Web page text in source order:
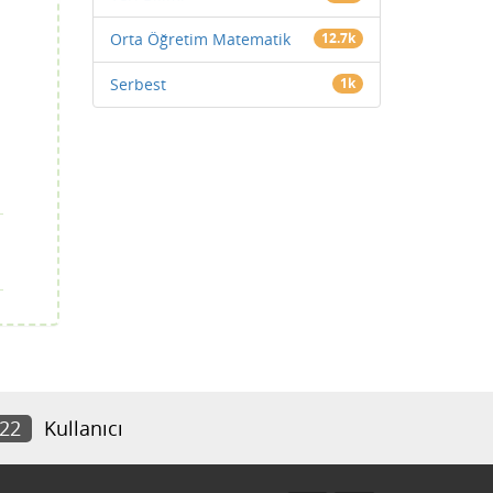
Orta Öğretim Matematik 12.7k
Serbest 1k
Kullanıcı